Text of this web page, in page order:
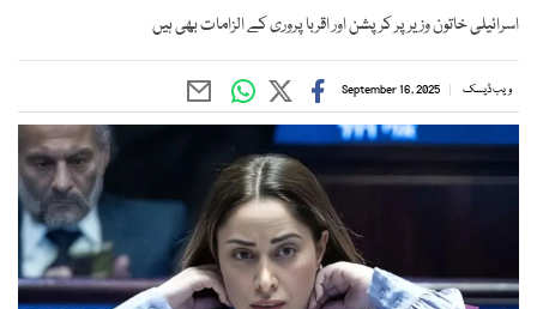
اسرائیلی خاتون وزیر پر کرپشن اور اقربا پروری کے الزامات بھی ہیں
ویب ڈیسک September 16, 2025